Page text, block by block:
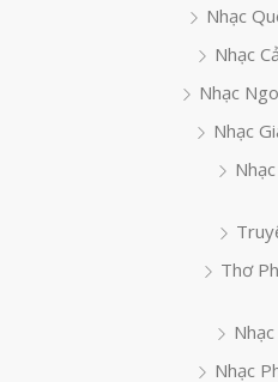
Nhạc
Nhạc
Nhạc
Nhạc
Thơ
Nhạc